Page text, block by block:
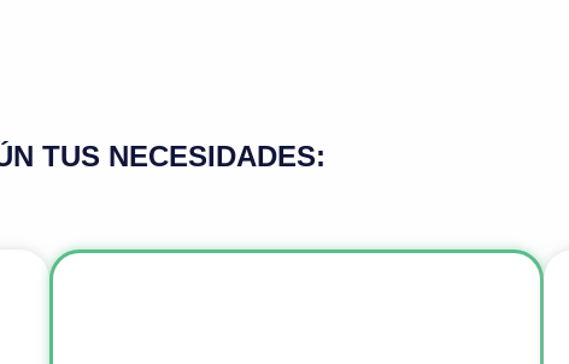
TUS NECESIDADES: